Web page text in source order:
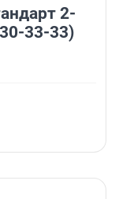
2-
33-33)